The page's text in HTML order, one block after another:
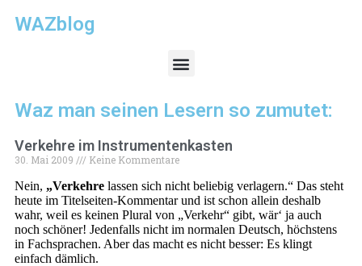
WAZblog
Waz man seinen Lesern so zumutet:
Verkehre im Instrumentenkasten
30. Mai 2009 Keine Kommentare
Nein, „Verkehre lassen sich nicht beliebig verlagern.“ Das steht
heute im Titelseiten-Kommentar und ist schon allein deshalb
wahr, weil es keinen Plural von „Verkehr“ gibt, wär‘ ja auch
noch schöner! Jedenfalls nicht im normalen Deutsch, höchstens
in Fachsprachen. Aber das macht es nicht besser: Es klingt
einfach dämlich.